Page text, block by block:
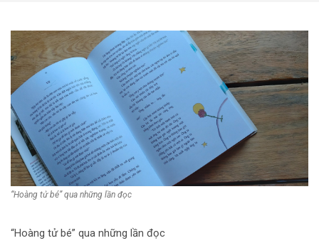
Kỹ-nghệ viết
Dùng từ đặt câu
Cổ mỹ từ
Học từ dân gian
Ngòi bút người xưa
Người Việt với tiếng Việt
Học Viết Chữ
Sự Kiện Chữ
“Hoàng tử bé” qua những lần đọc
“Hoàng tử bé” qua những lần đọc